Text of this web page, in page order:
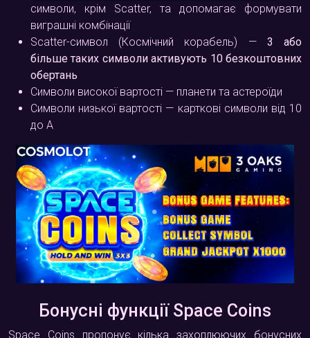
символи, крім Scatter, та допомагає формувати
виграшні комбінації
Scatter-символ (Космічний корабель) — 3 або
більше таких символи активують 10 безкоштовних
обертань
Символи високої вартості — планети та астероїди
Символи низької вартості — карткові символи від 10
до A
Бонусні функції Space Coins
Space Coins пропонує кілька захоплюючих бонусних